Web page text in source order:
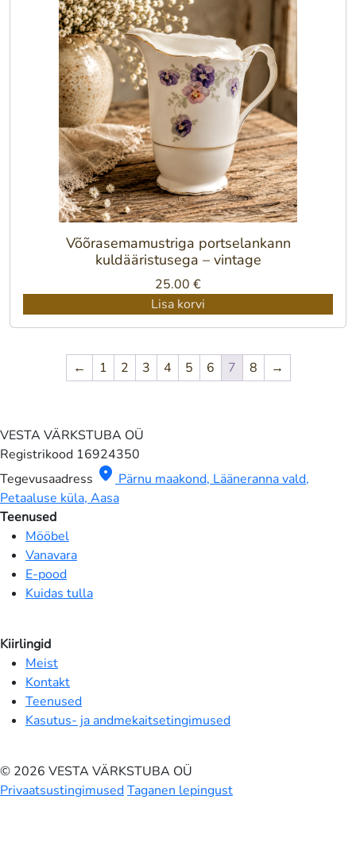
Võõrasemamustriga portselankann
kuldääristusega – vintage
25.00 €
Lisa korvi
← 1 2 3 4 5 6 7 8 →
VESTA VÄRKSTUBA OÜ
Registrikood 16924350
Tegevusaadress location_on Pärnu maakond, Lääneranna vald,
Petaaluse küla, Aasa
Teenused
Mööbel
Vanavara
E-pood
Kuidas tulla
Kiirlingid
Meist
Kontakt
Teenused
Kasutus- ja andmekaitsetingimused
© 2026 VESTA VÄRKSTUBA OÜ
PrivaatsustingimusedTaganen lepingust